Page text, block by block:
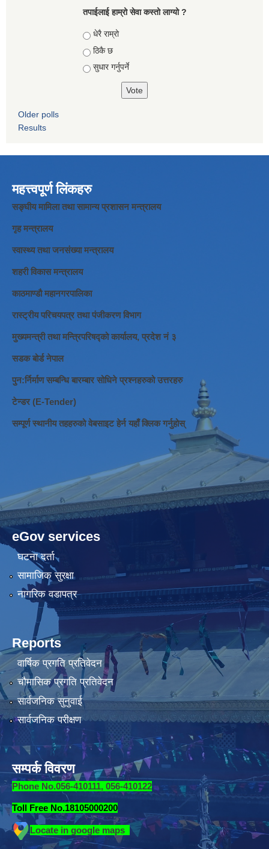
तपाईलाई हाम्रो सेवा कस्तो लाग्यो ?
Choices
धेरै राम्रो
ठिकै छ
सुधार गर्नुपर्ने
Older polls
Results
महत्त्वपूर्ण लिंकहरु
सङ्घीय मामिला तथा सामान्य प्रशासन मन्त्रालय
गृह मन्त्रालय
स्वास्थ्य तथा जनसंख्या मन्त्रालय
शहरी विकास मन्त्रालय
काठमाण्डौ महानगरपालिका
रास्ट्रीय परिचयपत्र तथा पंजीकरण विभाग
मुख्यमन्त्री तथा मन्त्रिपरिषद्को कार्यालय, प्रदेश नं ३
सडक बोर्ड नेपाल
पुन:र्निर्माण सम्बन्धि बारम्बार सोधिने प्रश्नहरुको उत्तरहरु
टेन्डर (E-Tender)
सम्पूर्ण स्थानीय तहहरुको वेबसाइट हेर्न यहाँ क्लिक गर्नुहोस्
eGov services
घटना दर्ता
सामाजिक सुरक्षा
नागरिक वडापत्र
Reports
वार्षिक प्रगति प्रतिवेदन
चौमासिक प्रगति प्रतिवेदन
सार्वजनिक सुनुवाई
सार्वजनिक परीक्षण
सम्पर्क विवरण
Phone No.056-410111, 056-410122
Toll Free No.18105000200
Locate in google maps